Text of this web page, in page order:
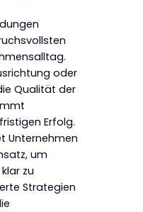
oder
Qualität der
Erfolg.
Unternehmen
um
zu
Strategien